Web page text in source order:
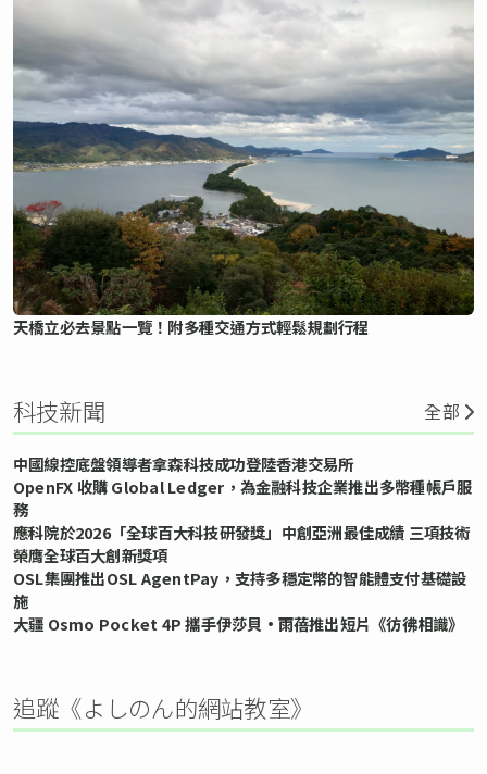
天橋立必去景點一覽！附多種交通方式輕鬆規劃行程
科技新聞 全部
中國線控底盤領導者拿森科技成功登陸香港交易所
OpenFX 收購 Global Ledger，為金融科技企業推出多幣種帳戶服
務
應科院於2026「全球百大科技研發獎」中創亞洲最佳成績 三項技術
榮膺全球百大創新獎項
OSL集團推出OSL AgentPay，支持多穩定幣的智能體支付基礎設
施
大疆 Osmo Pocket 4P 攜手伊莎貝•雨蓓推出短片《彷彿相識》
追蹤《よしのん的網站教室》